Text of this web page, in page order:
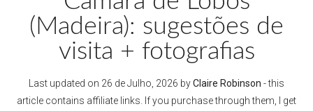
(Madeira): sugestões de
visita + fotografias
Last updated on 26 de Julho, 2026 byClaire Robinson - this
article contains affiliate links. If you purchase through them, I get